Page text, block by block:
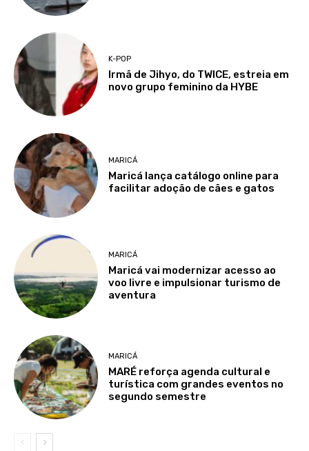
K-POP
Irmã de Jihyo, do TWICE, estreia em
novo grupo feminino da HYBE
MARICÁ
Maricá lança catálogo online para
facilitar adoção de cães e gatos
MARICÁ
Maricá vai modernizar acesso ao
voo livre e impulsionar turismo de
aventura
MARICÁ
MARÉ reforça agenda cultural e
turística com grandes eventos no
segundo semestre